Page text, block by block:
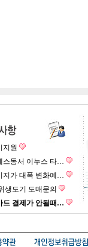
지원
스동서 이누스 타…
지가 대폭 변화예…
생도기 도매문의
드 결제가 안될때…